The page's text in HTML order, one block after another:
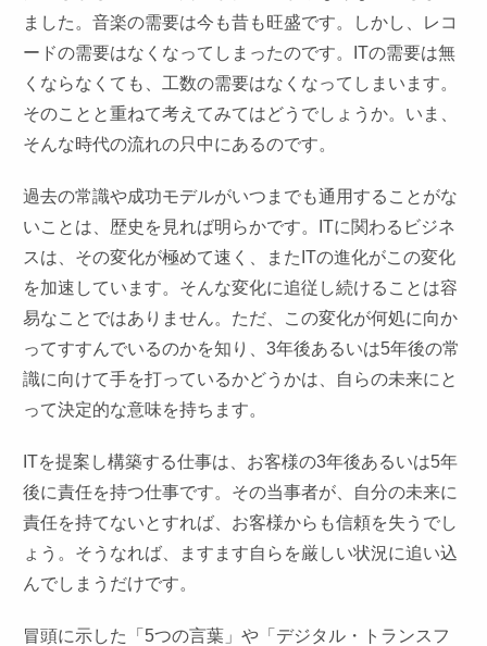
ました。音楽の需要は今も昔も旺盛です。しかし、レコ
ードの需要はなくなってしまったのです。ITの需要は無
くならなくても、工数の需要はなくなってしまいます。
そのことと重ねて考えてみてはどうでしょうか。いま、
そんな時代の流れの只中にあるのです。
過去の常識や成功モデルがいつまでも通用することがな
いことは、歴史を見れば明らかです。ITに関わるビジネ
スは、その変化が極めて速く、またITの進化がこの変化
を加速しています。そんな変化に追従し続けることは容
易なことではありません。ただ、この変化が何処に向か
ってすすんでいるのかを知り、3年後あるいは5年後の常
識に向けて手を打っているかどうかは、自らの未来にと
って決定的な意味を持ちます。
ITを提案し構築する仕事は、お客様の3年後あるいは5年
後に責任を持つ仕事です。その当事者が、自分の未来に
責任を持てないとすれば、お客様からも信頼を失うでし
ょう。そうなれば、ますます自らを厳しい状況に追い込
んでしまうだけです。
冒頭に示した「5つの言葉」や「デジタル・トランスフ